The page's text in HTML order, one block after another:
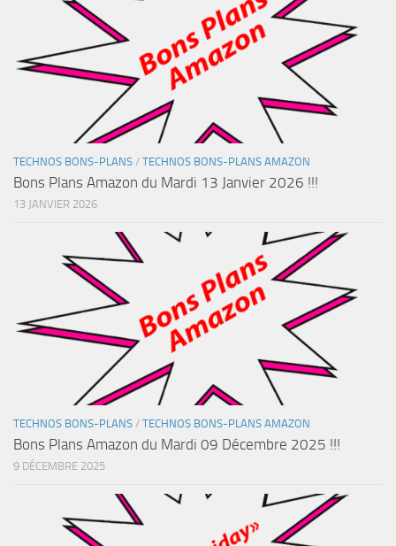
TECHNOS BONS-PLANS / TECHNOS BONS-PLANS AMAZON
Bons Plans Amazon du Mardi 13 Janvier 2026 !!!
13 JANVIER 2026
TECHNOS BONS-PLANS / TECHNOS BONS-PLANS AMAZON
Bons Plans Amazon du Mardi 09 Décembre 2025 !!!
9 DÉCEMBRE 2025